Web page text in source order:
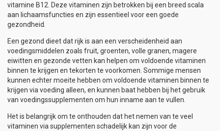
vitamine B12. Deze vitaminen zijn betrokken bij een breed scala
aan lichaamsfuncties en zijn essentieel voor een goede
gezondheid.
Een gezond dieet dat rijk is aan een verscheidenheid aan
voedingsmiddelen zoals fruit, groenten, volle granen, magere
eiwitten en gezonde vetten kan helpen om voldoende vitaminen
binnen te krijgen en tekorten te voorkomen. Sommige mensen
kunnen echter moeite hebben om voldoende vitaminen binnen te
krijgen via voeding alleen, en kunnen baat hebben bij het gebruik
van voedingssupplementen om hun inname aan te vullen.
Het is belangrijk om te onthouden dat het nemen van te veel
vitaminen via supplementen schadelijk kan zijn voor de